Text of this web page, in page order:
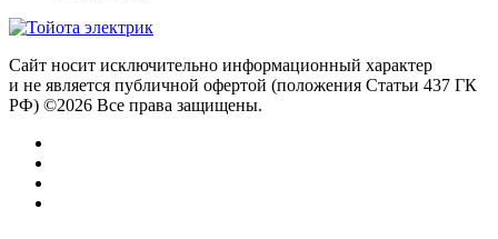
Сайт носит исключительно информационный характер
и не является публичной офертой (положения Статьи 437 ГК
РФ) ©2026 Все права защищены.